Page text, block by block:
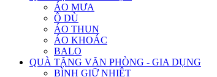
ÁO MƯA
Ô DÙ
ÁO THUN
ÁO KHOÁC
BALO
QUÀ TẶNG VĂN PHÒNG - GIA DỤNG
BÌNH GIỮ NHIỆT